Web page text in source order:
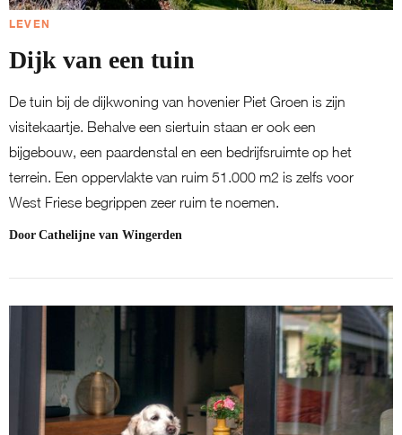
LEVEN
Dijk van een tuin
De tuin bij de dijkwoning van hovenier Piet Groen is zijn
visitekaartje. Behalve een siertuin staan er ook een
bijgebouw, een paardenstal en een bedrijfsruimte op het
terrein. Een oppervlakte van ruim 51.000 m2 is zelfs voor
West Friese begrippen zeer ruim te noemen.
Door Cathelijne van Wingerden